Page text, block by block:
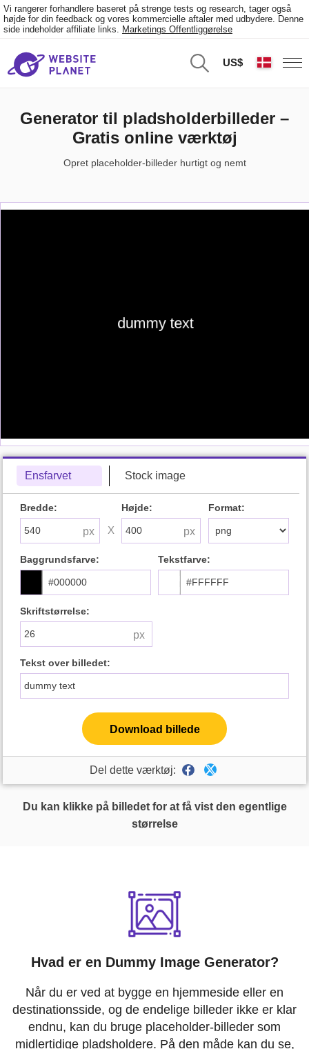
Vi rangerer forhandlere baseret på strenge tests og research, tager også
højde for din feedback og vores kommercielle aftaler med udbydere. Denne
side indeholder affiliate links. Marketings Offentliggørelse
US$
Generator til pladsholderbilleder –
Gratis online værktøj
Opret placeholder-billeder hurtigt og nemt
Ensfarvet Stock image
Bredde:
X
Højde: Format:
Baggrundsfarve: Tekstfarve:
Skriftstørrelse:
Tekst over billedet:
Download billede
Del dette værktøj:
Du kan klikke på billedet for at få vist den egentlige
størrelse
Hvad er en Dummy Image Generator?
Når du er ved at bygge en hjemmeside eller en
destinationsside, og de endelige billeder ikke er klar
endnu, kan du bruge placeholder-billeder som
midlertidige pladsholdere. På den måde kan du se,